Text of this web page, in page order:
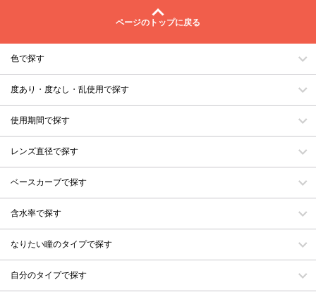
ページのトップに戻る
色で探す
度あり・度なし・乱使用で探す
使用期間で探す
レンズ直径で探す
ベースカーブで探す
含水率で探す
なりたい瞳のタイプで探す
自分のタイプで探す